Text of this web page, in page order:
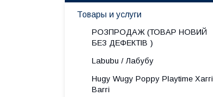
Товары и услуги
РОЗПРОДАЖ (ТОВАР НОВИЙ
БЕЗ ДЕФЕКТІВ )
Labubu / Лабубу
Hugy Wugy Poppy Playtime Хаггі
Ваггі